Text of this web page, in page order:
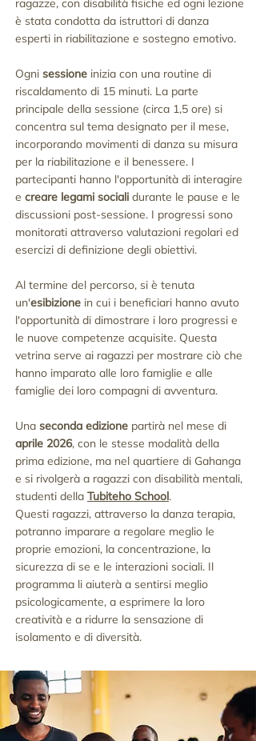
è stata condotta da istruttori di danza
esperti in riabilitazione e sostegno emotivo.
Ogni sessione inizia con una routine di
riscaldamento di 15 minuti. La parte
principale della sessione (circa 1,5 ore) si
concentra sul tema designato per il mese,
incorporando movimenti di danza su misura
per la riabilitazione e il benessere. I
partecipanti hanno l'opportunità di interagire
e creare legami sociali durante le pause e le
discussioni post-sessione. I progressi sono
monitorati attraverso valutazioni regolari ed
esercizi di definizione degli obiettivi.
Al termine del percorso, si è tenuta
un'esibizione in cui i beneficiari hanno avuto
l'opportunità di dimostrare i loro progressi e
le nuove competenze acquisite. Questa
vetrina serve ai ragazzi per mostrare ciò che
hanno imparato alle loro famiglie e alle
famiglie dei loro compagni di avventura.
Una seconda edizione partirà nel mese di
aprile 2026, con le stesse modalità della
prima edizione, ma nel quartiere di Gahanga
e si rivolgerà a ragazzi con disabilità mentali,
studenti della Tubiteho School.
Questi ragazzi, attraverso la danza terapia,
potranno imparare a regolare meglio le
proprie emozioni, la concentrazione, la
sicurezza di se e le interazioni sociali. Il
programma li aiuterà a sentirsi meglio
psicologicamente, a esprimere la loro
creatività e a ridurre la sensazione di
isolamento e di diversità.